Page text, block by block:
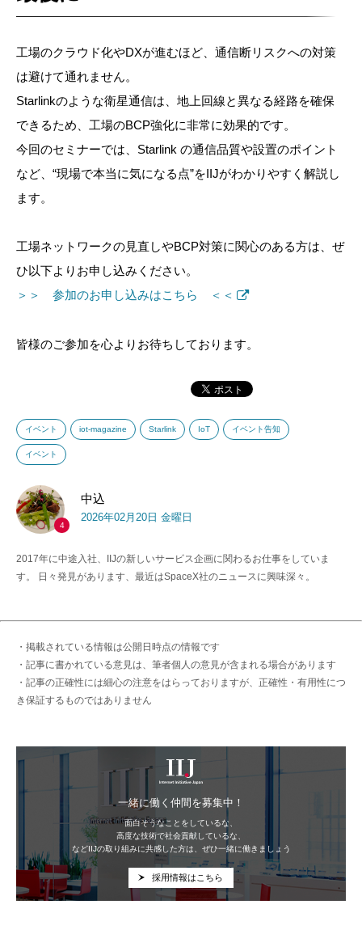
工場のクラウド化やDXが進むほど、通信断リスクへの対策
は避けて通れません。
Starlinkのような衛星通信は、地上回線と異なる経路を確保
できるため、工場のBCP強化に非常に効果的です。
今回のセミナーでは、Starlink の通信品質や設置のポイント
など、“現場で本当に気になる点”をIIJがわかりやすく解説し
ます。
工場ネットワークの見直しやBCP対策に関心のある方は、ぜ
ひ以下よりお申し込みください。
＞＞ 参加のお申し込みはこちら ＜＜
皆様のご参加を心よりお待ちしております。
イベント iot-magazine Starlink IoT イベント告知
イベント
4
中込
2026年02月20日 金曜日
2017年に中途入社、IIJの新しいサービス企画に関わるお仕事をしていま
す。 日々発見があります、最近はSpaceX社のニュースに興味深々。
・掲載されている情報は公開日時点の情報です
・記事に書かれている意見は、筆者個人の意見が含まれる場合があります
・記事の正確性には細心の注意をはらっておりますが、正確性・有用性につ
き保証するものではありません
IIJ
一緒に働く仲間を募集中！
面白そうなことをしているな、
高度な技術で社会貢献しているな、
などIIJの取り組みに共感した方は、ぜひ一緒に働きましょう
採用情報はこちら